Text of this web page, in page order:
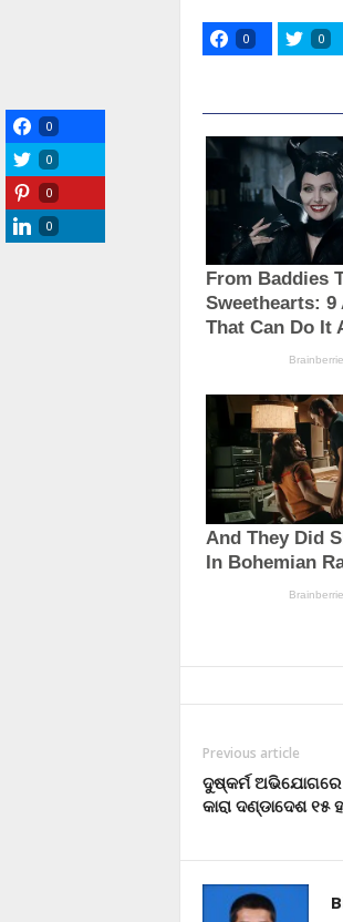
0 0
Previous article
ଦୁଷ୍କର୍ମ ଅଭିଯୋଗରେ
କାରା ଦଣ୍ଡାଦେଶ ୧୫
0
0
0
0